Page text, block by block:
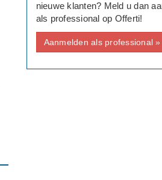
nieuwe klanten? Meld u dan
als professional op Offerti!
Aanmelden als professional »